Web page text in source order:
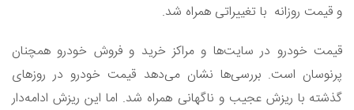
و قیمت روزانه با تغییراتی همراه شد.
قیمت خودرو در سایت‌ها و مراکز خرید و فروش خودرو همچنان
پرنوسان است. بررسی‌ها نشان می‌دهد قیمت خودرو در روزهای
گذشته با ریزش عجیب و ناگهانی همراه شد. اما این ریزش ادامه‌دار